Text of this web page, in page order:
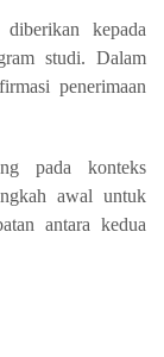
kepada
studi. Dalam
penerimaan
pada konteks
awal untuk
antara kedua